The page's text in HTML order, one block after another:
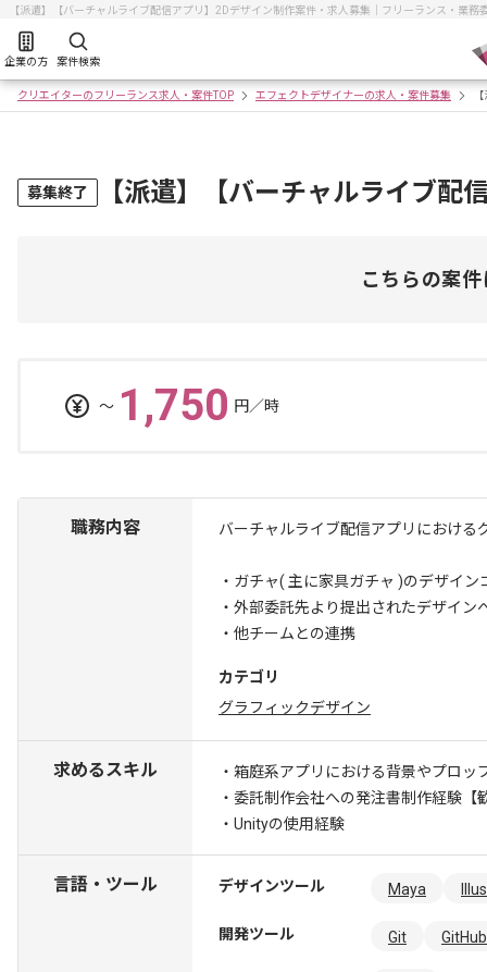
【派遣】【バーチャルライブ配信アプリ】2Dデザイン制作案件・求人募集｜フリーランス・業務
企業の方 案件検索
クリエイターのフリーランス求人・案件TOP エフェクトデザイナーの求人・案件募集
募集終了 【派遣】【バーチャルライブ配
こちらの案
〜 1,750 円／時
職務内容 バーチャルライブ配信アプリにおける
・ガチャ( 主に家具ガチャ )のデザイ
・外部委託先より提出されたデザイン
・他チームとの連携
カテゴリ
グラフィックデザイン
求めるスキル
・箱庭系アプリにおける背景やプロッ
・委託制作会社への発注書制作経験
・Unityの使用経験
言語・ツール デザインツール Maya
開発ツール Git GitHub